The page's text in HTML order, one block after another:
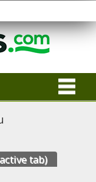
tab)